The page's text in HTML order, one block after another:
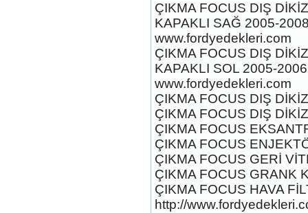
ÇIKMA FOCUS DIŞ
KAPAKLI SAĞ 2005-
www.fordyedekleri.com
ÇIKMA FOCUS DIŞ
KAPAKLI SOL 2005-2006
www.fordyedekleri.com
ÇIKMA FOCUS DIŞ
ÇIKMA FOCUS DIŞ
ÇIKMA FOCUS
ÇIKMA FOCUS
ÇIKMA FOCUS GERİ
ÇIKMA FOCUS GRANK
ÇIKMA FOCUS HAVA
http://